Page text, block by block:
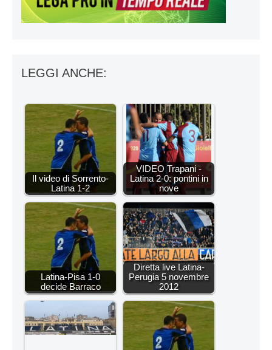
LEGGI ANCHE:
Il video di Sorrento-
Latina 1-2
VIDEO Trapani -
Latina 2-0: pontini in
nove
Latina-Pisa 1-0
decide Barraco
Diretta live Latina-
Perugia 5 novembre
2012